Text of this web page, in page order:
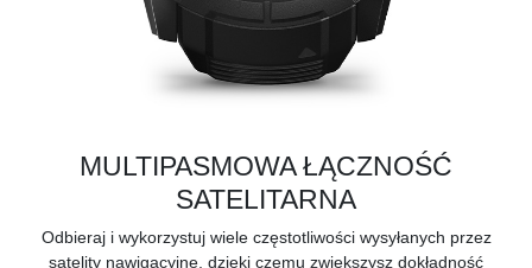
MULTIPASMOWA ŁĄCZNOŚĆ
SATELITARNA
Odbieraj i wykorzystuj wiele częstotliwości wysyłanych przez
satelity nawigacyjne, dzięki czemu zwiększysz dokładność